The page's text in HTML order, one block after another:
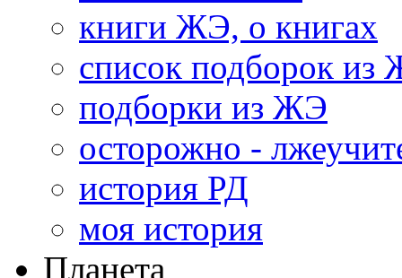
книги ЖЭ, о книгах
список подборок из
подборки из ЖЭ
осторожно -
история РД
моя история
Планета